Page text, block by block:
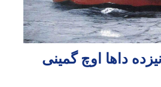
داها اوچ گمینی